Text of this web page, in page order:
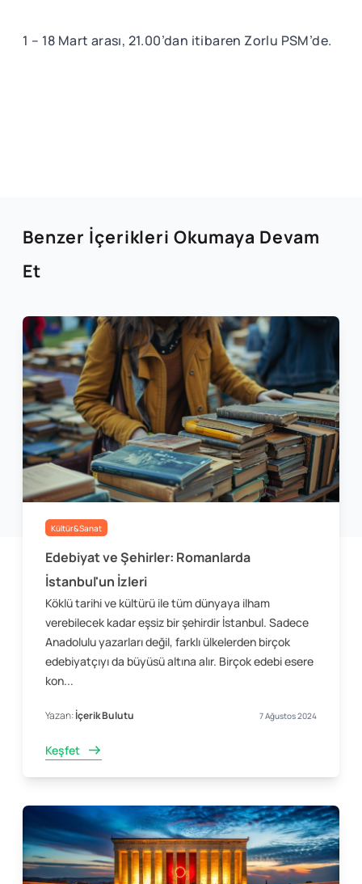
1 – 18 Mart arası, 21.00’dan itibaren Zorlu PSM’de.
Benzer İçerikleri Okumaya Devam
Et
Kültür&Sanat
Edebiyat ve Şehirler: Romanlarda
İstanbul'un İzleri
Köklü tarihi ve kültürü ile tüm dünyaya ilham
verebilecek kadar eşsiz bir şehirdir İstanbul. Sadece
Anadolulu yazarları değil, farklı ülkelerden birçok
edebiyatçıyı da büyüsü altına alır. Birçok edebi esere
kon...
Yazan:İçerik Bulutu 7 Ağustos 2024
Keşfet